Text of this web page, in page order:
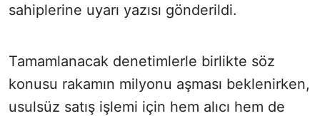
sahiplerine uyarı yazısı gönderildi.
Tamamlanacak denetimlerle birlikte söz
konusu rakamın milyonu aşması beklenirken,
usulsüz satış işlemi için hem alıcı hem de